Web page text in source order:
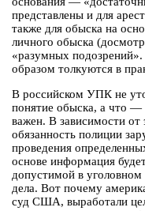
представлены и для
также для обыска на
личного обыска
«разумных
образом толкуются в
В российском УПК не
понятие обыска, а что —
важен. В зависимости от
обязанность полиции
проведения
основе информация
допустимой в уголовном
дела. Вот почему
суд США, выработали